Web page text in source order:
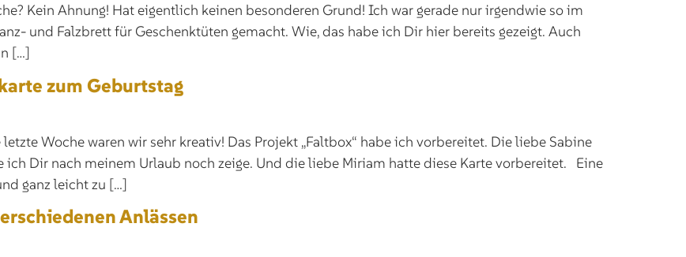
Kein Ahnung! Hat eigentlich keinen besonderen Grund! Ich war gerade nur irgendwie so im
und Falzbrett für Geschenktüten gemacht. Wie, das habe ich Dir hier bereits gezeigt. Auch
[…]
zum Geburtstag
Woche waren wir sehr kreativ! Das Projekt „Faltbox“ habe ich vorbereitet. Die liebe Sabine
ich Dir nach meinem Urlaub noch zeige. Und die liebe Miriam hatte diese Karte vorbereitet. Eine
ganz leicht zu […]
Anlässen